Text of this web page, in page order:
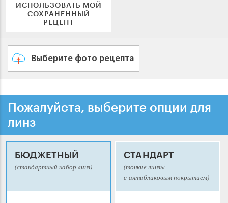
ИСПОЛЬЗОВАТЬ МОЙ
СОХРАНЕННЫЙ
РЕЦЕПТ
Выберите фото рецепта
Пожалуйста, выберите опции для
линз
БЮДЖЕТНЫЙ
(стандартный набор линз)
СТАНДАРТ
(тонкие линзы
с антибликовым покрытием)